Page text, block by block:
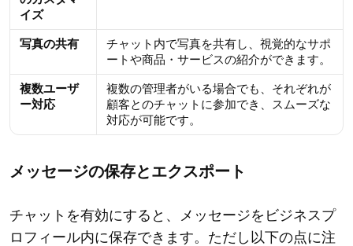
イズ
写真の共有
チャット内で写真を共有し、視覚的なサポ
ートや商品・サービスの紹介ができます。
複数ユーザ
ー対応
複数の管理者がいる場合でも、それぞれが
顧客とのチャットに参加でき、スムーズな
対応が可能です。
メッセージの保存とエクスポート
チャットを有効にすると、メッセージをビジネスプ
ロフィール内に保存できます。ただし以下の点に注